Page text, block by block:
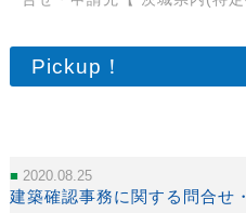
Pickup！
2020.08.25
建築確認事務に関する問合せ